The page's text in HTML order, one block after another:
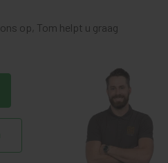
op, Tom helpt u graag